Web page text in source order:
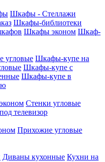
Шкафы - Стеллажи
Шкафы-библиотеки
Шкафы эконом Шкаф-
угловые Шкафы-купе на
Шкафы-купе с
Шкафы-купе в
Стенки угловые
телевизор
Прихожие угловые
Диваны кухонные Кухни на